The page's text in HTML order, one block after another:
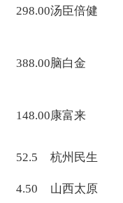
298.00汤臣倍健
388.00 脑白金
148.00康富来
52.5 杭州民生
4.50 山西太原